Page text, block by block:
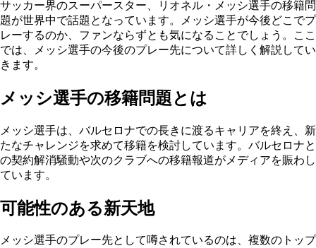
サッカー界のスーパースター、リオネル・メッシ選手の移籍問
題が世界中で話題となっています。メッシ選手が今後どこでプ
レーするのか、ファンならずとも気になることでしょう。ここ
では、メッシ選手の今後のプレー先について詳しく解説してい
きます。
メッシ選手の移籍問題とは
メッシ選手は、バルセロナでの長きに渡るキャリアを終え、新
たなチャレンジを求めて移籍を検討しています。バルセロナと
の契約解消騒動や次のクラブへの移籍報道がメディアを賑わし
ています。
可能性のある新天地
メッシ選手のプレー先として噂されているのは、複数のトップ